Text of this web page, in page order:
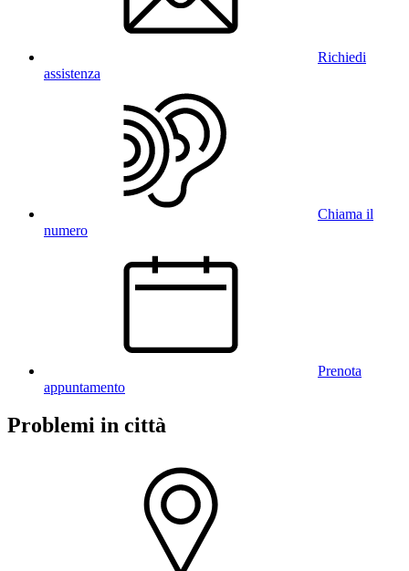
Richiedi
assistenza
Chiama il
numero
Prenota
appuntamento
Problemi in città